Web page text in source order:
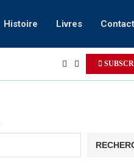
Histoire Livres Contact